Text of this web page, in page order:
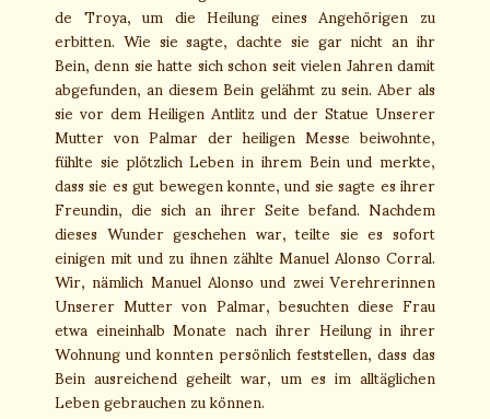
de Troya, um die Heilung eines Angehörigen zu
erbitten. Wie sie sagte, dachte sie gar nicht an ihr
Bein, denn sie hatte sich schon seit vielen Jahren damit
abgefunden, an diesem Bein gelähmt zu sein. Aber als
sie vor dem Heiligen Antlitz und der Statue Unserer
Mutter von Palmar der heiligen Messe beiwohnte,
fühlte sie plötzlich Leben in ihrem Bein und merkte,
dass sie es gut bewegen konnte, und sie sagte es ihrer
Freundin, die sich an ihrer Seite befand. Nachdem
dieses Wunder geschehen war, teilte sie es sofort
einigen mit und zu ihnen zählte Manuel Alonso Corral.
Wir, nämlich Manuel Alonso und zwei Verehrerinnen
Unserer Mutter von Palmar, besuchten diese Frau
etwa eineinhalb Monate nach ihrer Heilung in ihrer
Wohnung und konnten persönlich feststellen, dass das
Bein ausreichend geheilt war, um es im alltäglichen
Leben gebrauchen zu können.